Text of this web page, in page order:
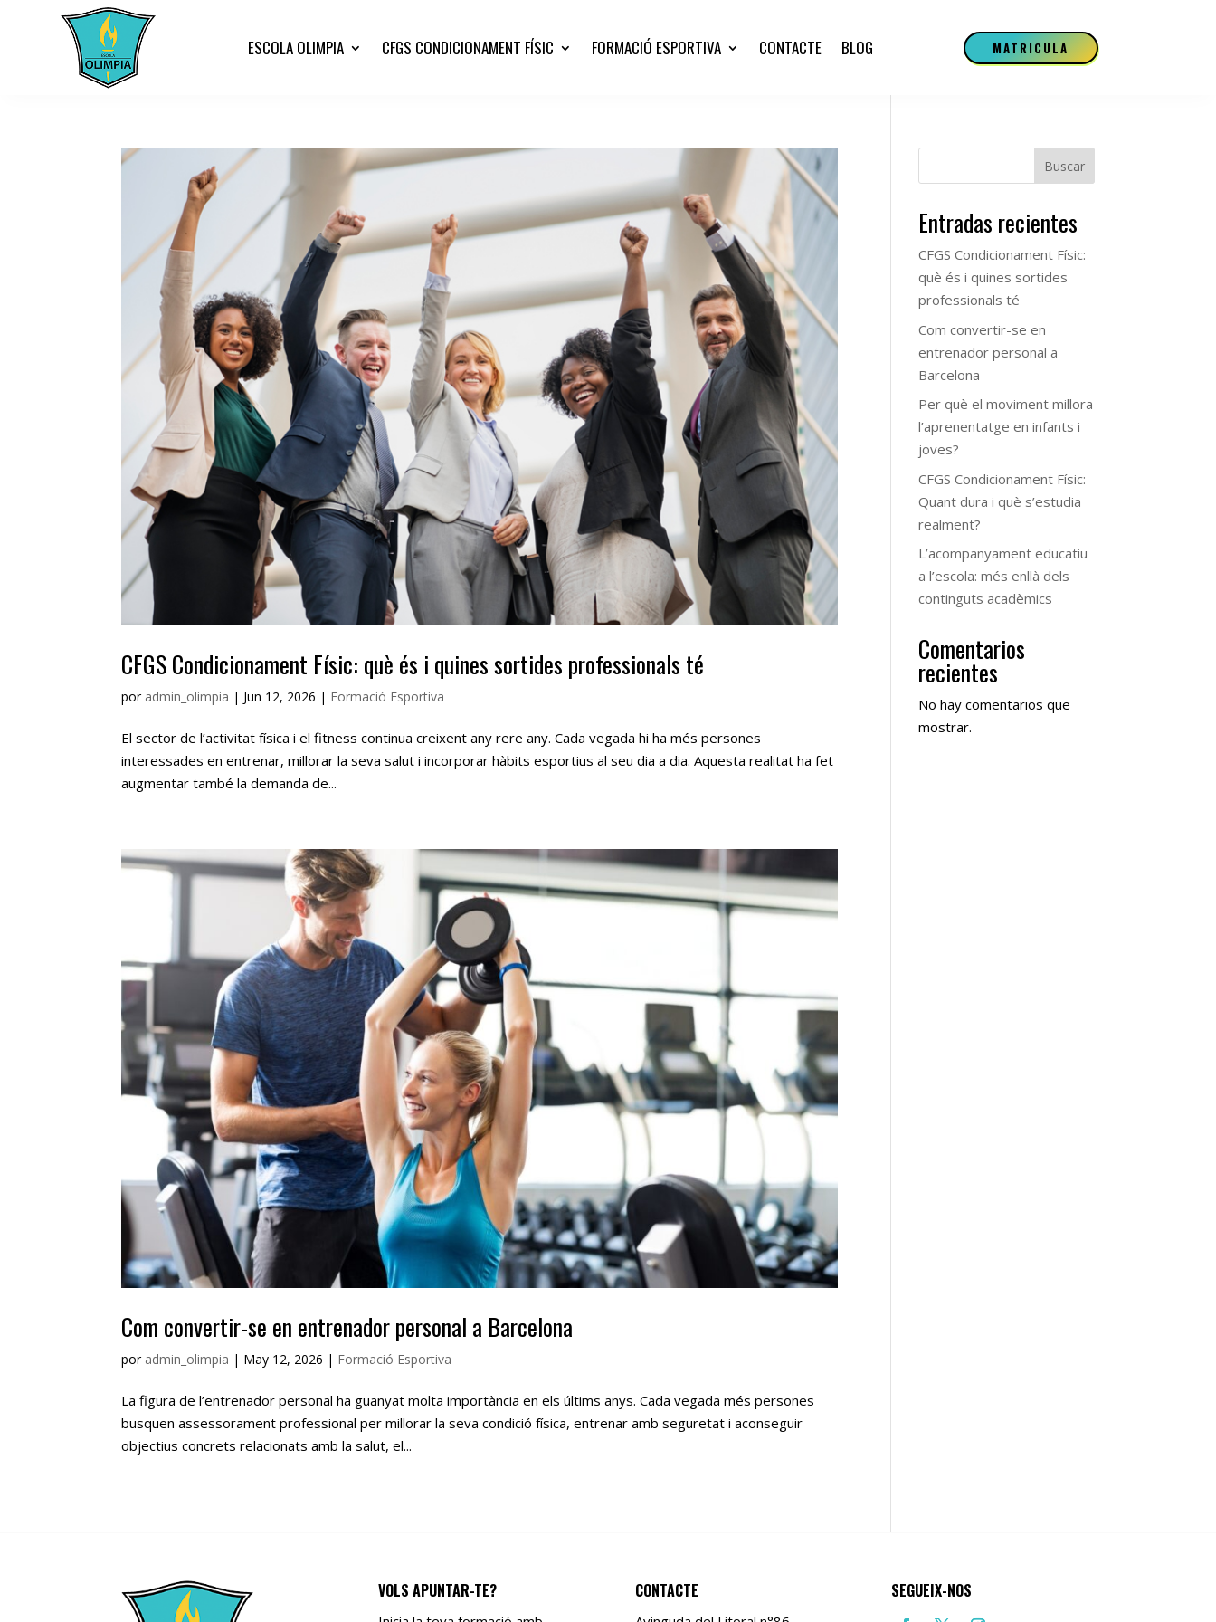
ESCOLA OLIMPIA CFGS CONDICIONAMENT FÍSIC FORMACIÓ ESPORTIVA CONTACTE BLOG MATRICULA
CFGS Condicionament Físic: què és i quines sortides professionals té
por admin_olimpia | Jun 12, 2026 | Formació Esportiva
El sector de l’activitat física i el fitness continua creixent any rere any. Cada vegada hi ha més persones
interessades en entrenar, millorar la seva salut i incorporar hàbits esportius al seu dia a dia. Aquesta realitat ha fet
augmentar també la demanda de...
Com convertir-se en entrenador personal a Barcelona
por admin_olimpia | May 12, 2026 | Formació Esportiva
La figura de l’entrenador personal ha guanyat molta importància en els últims anys. Cada vegada més persones
busquen assessorament professional per millorar la seva condició física, entrenar amb seguretat i aconseguir
objectius concrets relacionats amb la salut, el...
Buscar
Entradas recientes
CFGS Condicionament Físic:
què és i quines sortides
professionals té
Com convertir-se en
entrenador personal a
Barcelona
Per què el moviment millora
l’aprenentatge en infants i
joves?
CFGS Condicionament Físic:
Quant dura i què s’estudia
realment?
L’acompanyament educatiu
a l’escola: més enllà dels
continguts acadèmics
Comentarios
recientes
No hay comentarios que
mostrar.
VOLS APUNTAR-TE? CONTACTE SEGUEIX-NOS